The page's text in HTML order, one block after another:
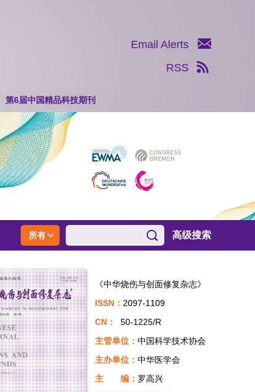
第6届中国精品科技期刊
Email Alerts
RSS
高级搜索
《中华烧伤与创面修复杂志》
ISSN： 2097-1109
CN：
50-1225/R
主管单位： 中国科学技术协会
主办单位： 中华医学会
主 编： 罗高兴